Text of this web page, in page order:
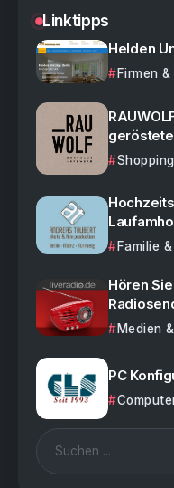
Linktipps
Helden
Firmen
Familie
Hören
Medien
PC